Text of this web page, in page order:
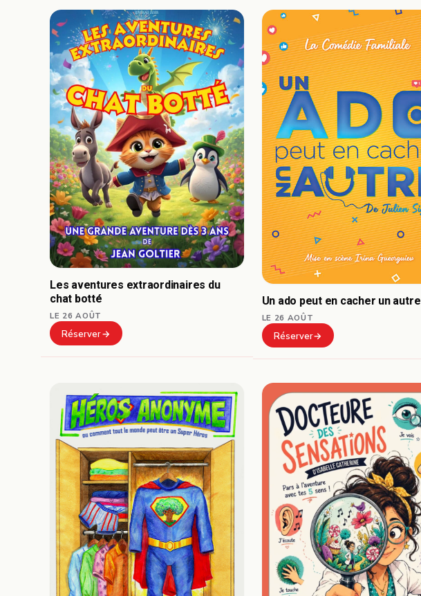
Les aventures extraordinaires du
chat botté
LE 26 AOÛT
Réserver
Un ado peut en cacher un autre
LE 26 AOÛT
Réserver